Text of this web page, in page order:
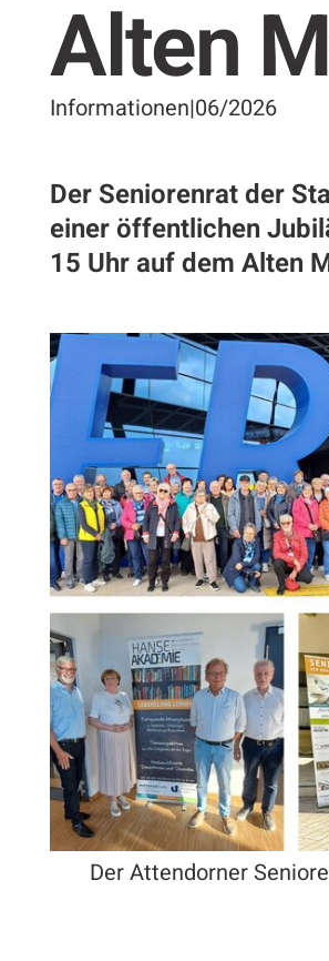
Alten
Informationen|06/2026
Der Seniorenrat der
einer öffentlichen
15 Uhr auf dem Alten
Der Attendorner